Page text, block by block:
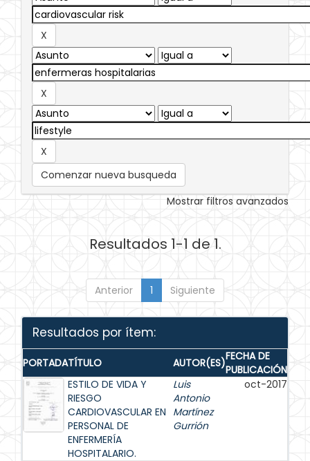
Comenzar nueva busqueda
Mostrar filtros avanzados
Resultados 1-1 de 1.
Anterior 1 Siguiente
Resultados por ítem:
PORTADATÍTULO AUTOR(ES)FECHA DE
PUBLICACIÓN
ESTILO DE VIDA Y
RIESGO
CARDIOVASCULAR EN
PERSONAL DE
ENFERMERÍA
HOSPITALARIO.
Luis
Antonio
Martínez
Gurrión
oct-2017